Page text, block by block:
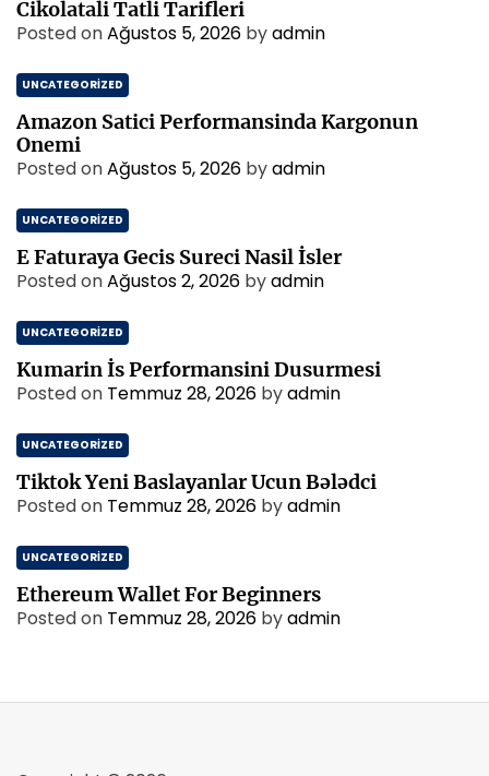
Cikolatali Tatli Tarifleri
Posted onAğustos 5, 2026 byadmin
UNCATEGORIZED
Amazon Satici Performansinda Kargonun
Onemi
Posted onAğustos 5, 2026 byadmin
UNCATEGORIZED
E Faturaya Gecis Sureci Nasil İsler
Posted onAğustos 2, 2026 byadmin
UNCATEGORIZED
Kumarin İs Performansini Dusurmesi
Posted on Temmuz 28, 2026 byadmin
UNCATEGORIZED
Tiktok Yeni Baslayanlar Ucun Bələdci
Posted on Temmuz 28, 2026 byadmin
UNCATEGORIZED
Ethereum Wallet For Beginners
Posted on Temmuz 28, 2026 byadmin